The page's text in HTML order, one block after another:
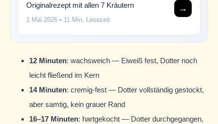
Originalrezept mit allen 7 Kräutern
1 Mai 2026 • 11 Min. Lesezeit
→
12 Minuten: wachsweich — Eiweiß fest, Dotter noch
leicht fließend im Kern
14 Minuten: cremig-fest — Dotter vollständig gestockt,
aber samtig, kein grauer Rand
16–17 Minuten: hartgekocht — Dotter durchgegangen,